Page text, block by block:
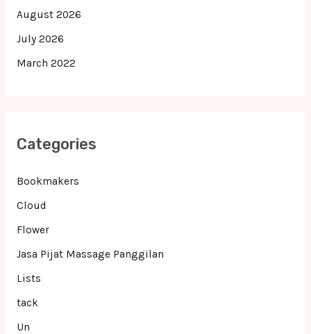
August 2026
July 2026
March 2022
Categories
Bookmakers
Cloud
Flower
Jasa Pijat Massage Panggilan
Lists
tack
Un